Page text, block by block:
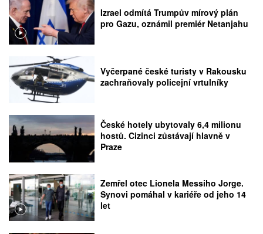
Izrael odmítá Trumpův mírový plán
pro Gazu, oznámil premiér Netanjahu
Vyčerpané české turisty v Rakousku
zachraňovaly policejní vrtulníky
České hotely ubytovaly 6,4 milionu
hostů. Cizinci zůstávají hlavně v
Praze
Zemřel otec Lionela Messiho Jorge.
Synovi pomáhal v kariéře od jeho 14
let